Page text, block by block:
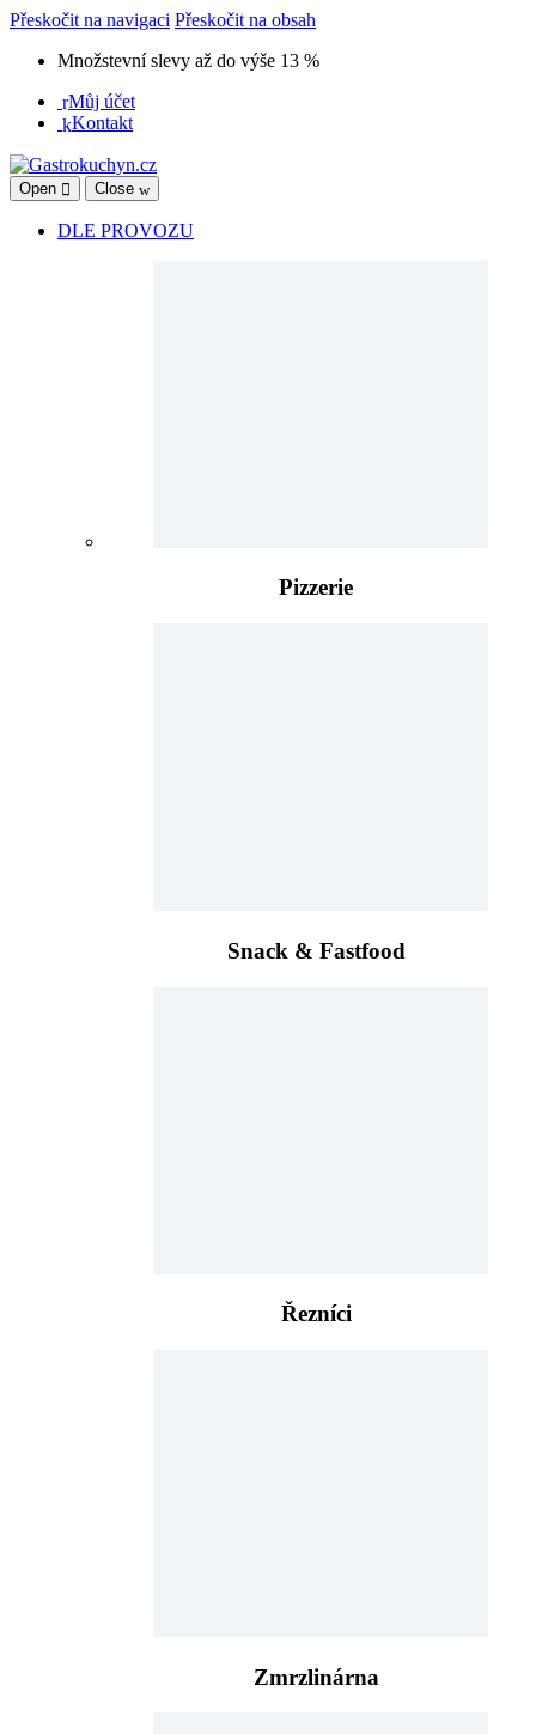
Přeskočit na navigaci Přeskočit na obsah
Množstevní slevy až do výše 13 %
Můj účet
Kontakt
Open Close
DLE PROVOZU
Pizzerie
Snack & Fastfood
Řezníci
Zmrzlinárna